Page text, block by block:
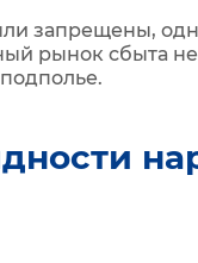
запрещены,
рынок сбыта не